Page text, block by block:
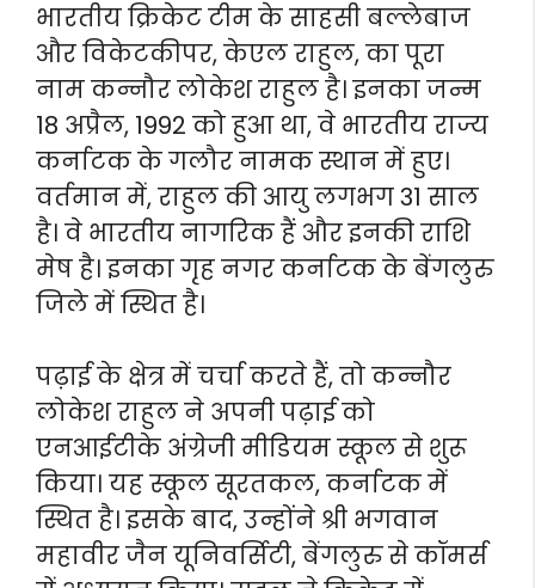
भारतीय क्रिकेट टीम के साहसी बल्लेबाज
और विकेटकीपर, केएल राहुल, का पूरा
नाम कन्नौर लोकेश राहुल है। इनका जन्म
18 अप्रैल, 1992 को हुआ था, वे भारतीय राज्य
कर्नाटक के गलौर नामक स्थान में हुए।
वर्तमान में, राहुल की आयु लगभग 31 साल
है। वे भारतीय नागरिक हैं और इनकी राशि
मेष है। इनका गृह नगर कर्नाटक के बेंगलुरु
जिले में स्थित है।
पढ़ाई के क्षेत्र में चर्चा करते हैं, तो कन्नौर
लोकेश राहुल ने अपनी पढ़ाई को
एनआईटीके अंग्रेजी मीडियम स्कूल से शुरू
किया। यह स्कूल सूरतकल, कर्नाटक में
स्थित है। इसके बाद, उन्होंने श्री भगवान
महावीर जैन यूनिवर्सिटी, बेंगलुरु से कॉमर्स